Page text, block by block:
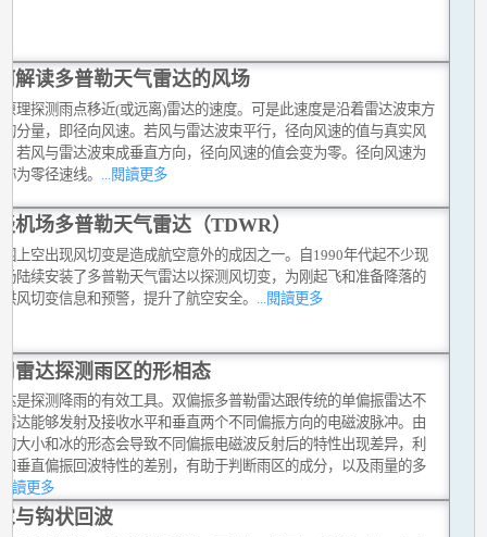
解读多普勒天气雷达的风场
理探测雨点移近(或远离)雷达的速度。可是此速度是沿着雷达波束方
分量，即径向风速。若风与雷达波束平行，径向风速的值与真实风
若风与雷达波束成垂直方向，径向风速的值会变为零。径向风速为
为零径速线。
...閱讀更多
机场多普勒天气雷达（TDWR）
上空出现风切变是造成航空意外的成因之一。自1990年代起不少现
陆续安装了多普勒天气雷达以探测风切变，为刚起飞和准备降落的
风切变信息和预警，提升了航空安全。 ...閱讀更多
雷达探测雨区的形相态
是探测降雨的有效工具。双偏振多普勒雷达跟传统的单偏振雷达不
达能够发射及接收水平和垂直两个不同偏振方向的电磁波脉冲。由
大小和冰的形态会导致不同偏振电磁波反射后的特性出现差异，利
垂直偏振回波特性的差别，有助于判断雨区的成分，以及雨量的多
讀更多
与钩状回波